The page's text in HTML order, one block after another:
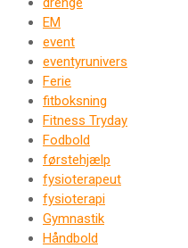
EM
event
eventyrunivers
Ferie
fitboksning
Fitness Tryday
Fodbold
førstehjælp
fysioterapeut
fysioterapi
Gymnastik
Håndbold